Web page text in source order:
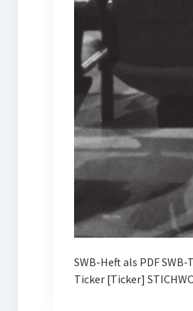
SWB-Heft als PDF
Ticker [Ticker]